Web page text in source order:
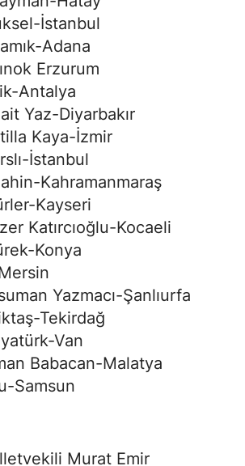
İstanbul
Adana
Erzurum
Antalya
Yaz-Diyarbakır
Kaya-İzmir
İstanbul
Kahramanmaraş
Kayseri
Katırcıoğlu-Kocaeli
Konya
Yazmacı-Şanlıurfa
Tekirdağ
Van
Babacan-Malatya
Samsun
Murat Emir